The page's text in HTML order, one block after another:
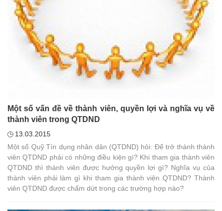
Một số vấn đề về thành viên, quyền lợi và nghĩa vụ về
thành viên trong QTDND
13.03.2015
Một số Quỹ Tín dụng nhân dân (QTDND) hỏi: Để trở thành thành
viên QTDND phải có những điều kiện gì? Khi tham gia thành viên
QTDND thì thành viên được hưởng quyền lợi gì? Nghĩa vụ của
thành viên phải làm gì khi tham gia thành viên QTDND? Thành
viên QTDND được chấm dứt trong các trường hợp nào?